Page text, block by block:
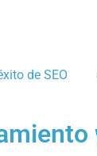
de SEO